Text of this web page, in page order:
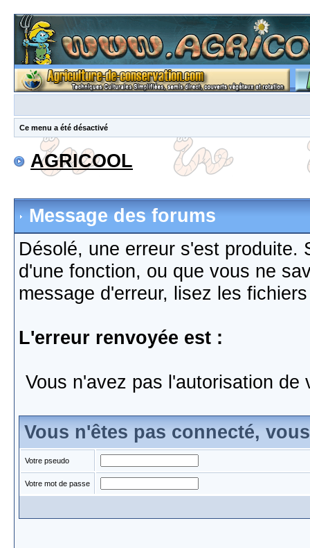
Ce menu a été désactivé
AGRICOOL
Message des forums
Désolé, une erreur s'est produite.
d'une fonction, ou que vous ne
message d'erreur, lisez les
L'erreur renvoyée est :
Vous n'avez pas l'autorisation de
Vous n'êtes pas connecté,
Votre pseudo
Votre mot de passe